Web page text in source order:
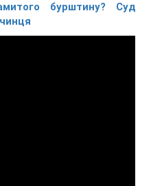
бурштину? Суд